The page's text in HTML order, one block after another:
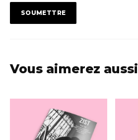
Vous aimerez aussi